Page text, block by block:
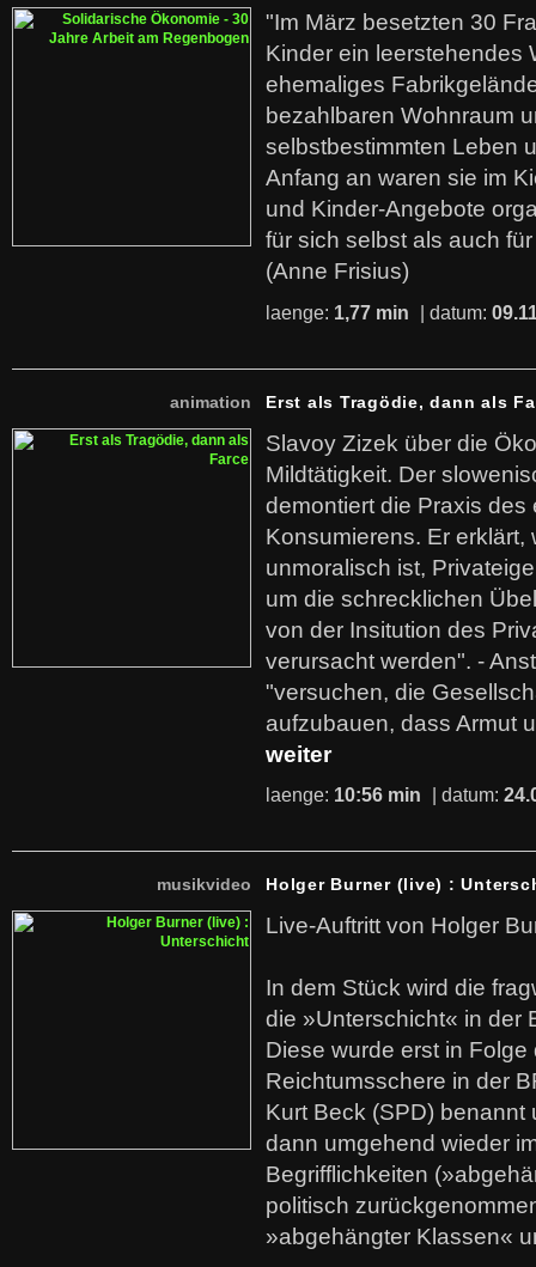
"Im März besetzten 30
Kinder ein leerstehendes
ehemaliges
bezahlbaren Wohnraum
selbstbestimmten Leben
Anfang an waren sie im
und Kinder-Angebote
für sich selbst als auch
(Anne Frisius)
laenge: 1,77 min | datum:
animation Erst als Tragödie, dann als
Slavoy Zizek über die
Mildtätigkeit. Der
demontiert die Praxis des
Konsumierens. Er erklärt,
unmoralisch ist,
um die schrecklichen
von der Insitution des
verursacht werden". -
"versuchen, die
aufzubauen, dass Armut
weiter
laenge: 10:56 min | datum:
musikvideo Holger Burner (live) :
Live-Auftritt von Holger
In dem Stück wird die
die »Unterschicht« in der
Diese wurde erst in
Reichtumsschere in der
Kurt Beck (SPD)
dann umgehend wieder
Begrifflichkeiten
politisch
»abgehängter Klassen«